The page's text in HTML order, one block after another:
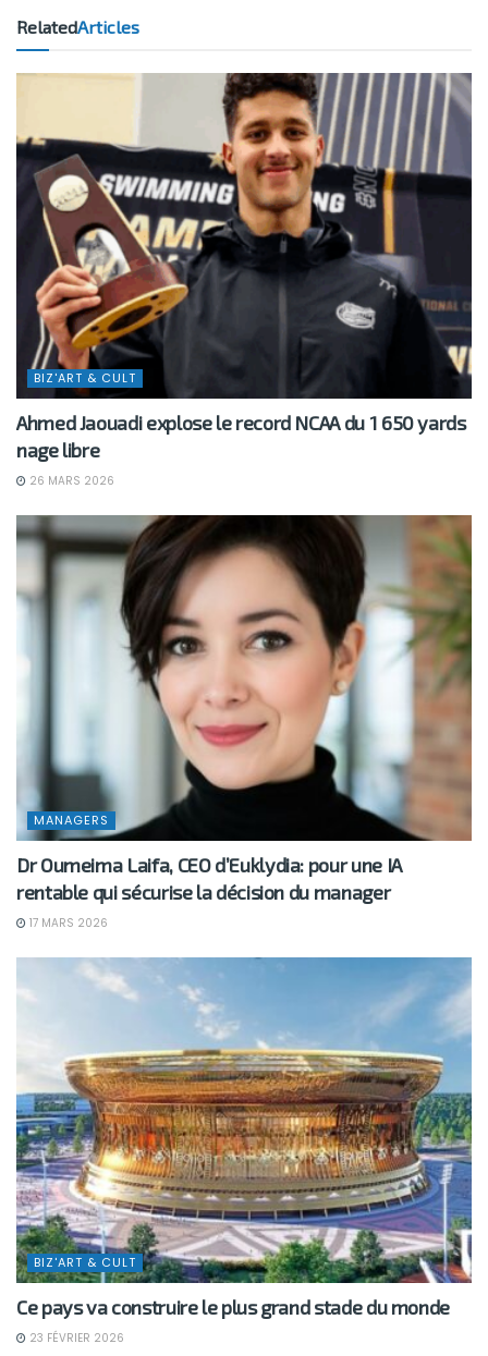
RelatedArticles
BIZ'ART & CULT
Ahmed Jaouadi explose le record NCAA du 1 650 yards
nage libre
26 MARS 2026
MANAGERS
Dr Oumeima Laifa, CEO d’Euklydia: pour une IA
rentable qui sécurise la décision du manager
17 MARS 2026
BIZ'ART & CULT
Ce pays va construire le plus grand stade du monde
23 FÉVRIER 2026